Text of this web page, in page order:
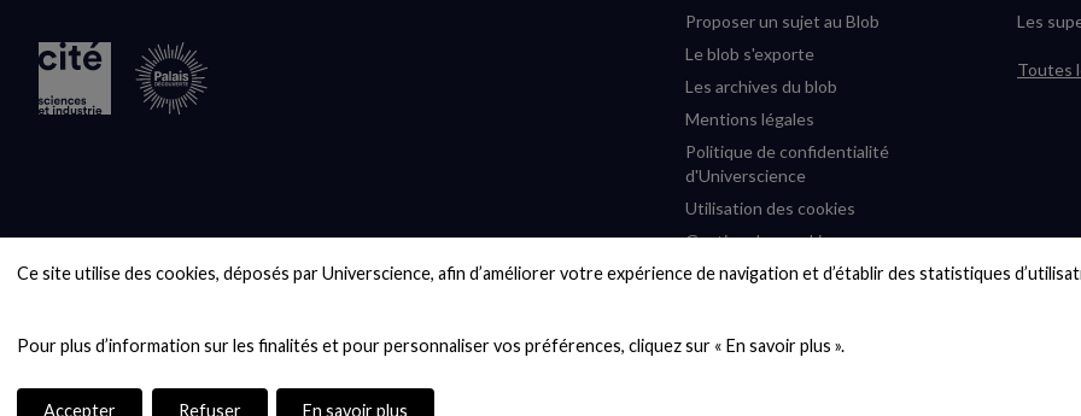
Ce site utilise des cookies, déposés par Universcience, afin d’améliorer votre expérience de navigation et d’établir des statistiques
Accepter Refuser En savoir plus
Proposer un sujet au Blob
Le blob s'exporte
Les archives du blob
Mentions légales
Politique de confidentialité
d'Universcience
Utilisation des cookies
Gestion des cookies
Accessibilité : partiellement
Les
Toutes